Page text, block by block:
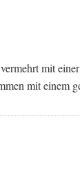
mit
mit einem